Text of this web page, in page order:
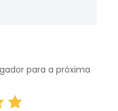
para a próxima